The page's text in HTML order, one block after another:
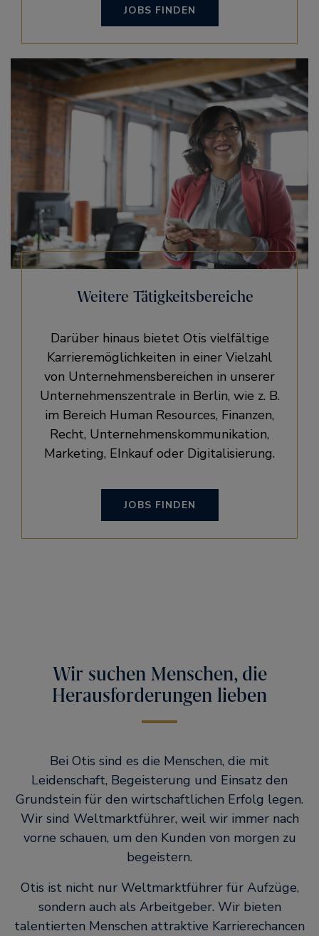
JOBS FINDEN
Weitere Tätigkeitsbereiche
Darüber hinaus bietet Otis vielfältige
Karrieremöglichkeiten in einer Vielzahl
von Unternehmensbereichen in unserer
Unternehmenszentrale in Berlin, wie z. B.
im Bereich Human Resources, Finanzen,
Recht, Unternehmenskommunikation,
Marketing, EInkauf oder Digitalisierung.
JOBS FINDEN
Wir suchen Menschen, die
Herausforderungen lieben
Bei Otis sind es die Menschen, die mit
Leidenschaft, Begeisterung und Einsatz den
Grundstein für den wirtschaftlichen Erfolg legen.
Wir sind Weltmarktführer, weil wir immer nach
vorne schauen, um den Kunden von morgen zu
begeistern.
Otis ist nicht nur Weltmarktführer für Aufzüge,
sondern auch als Arbeitgeber. Wir bieten
talentierten Menschen attraktive Karrierechancen